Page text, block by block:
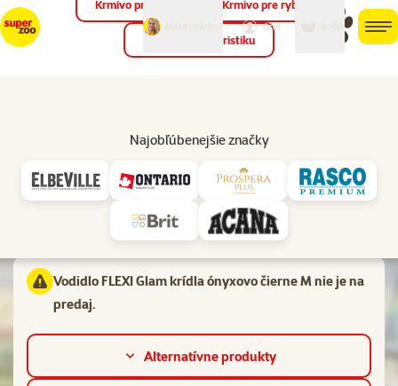
môj
účet
Krmivo pre vtáky Krmivo pre ryby
Krmivo pre teraristiku
Najobľúbenejšie značky
Vodidlo FLEXI Glam krídla ónyxovo čierne M
Hodnotenie 0%
Materiál:Plast
Vodidlo FLEXI Glam krídla ónyxovo čierne M nie je na
predaj.
Alternatívne produkty